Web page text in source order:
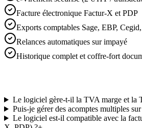
Facture électronique Factur-X et PDP
Exports comptables Sage, EBP,
Relances automatiques sur impayé
Historique complet et coffre-fort
Le logiciel gère-t-il la TVA marge et la
Puis-je gérer des acomptes multiples
Le logiciel est-il compatible avec la